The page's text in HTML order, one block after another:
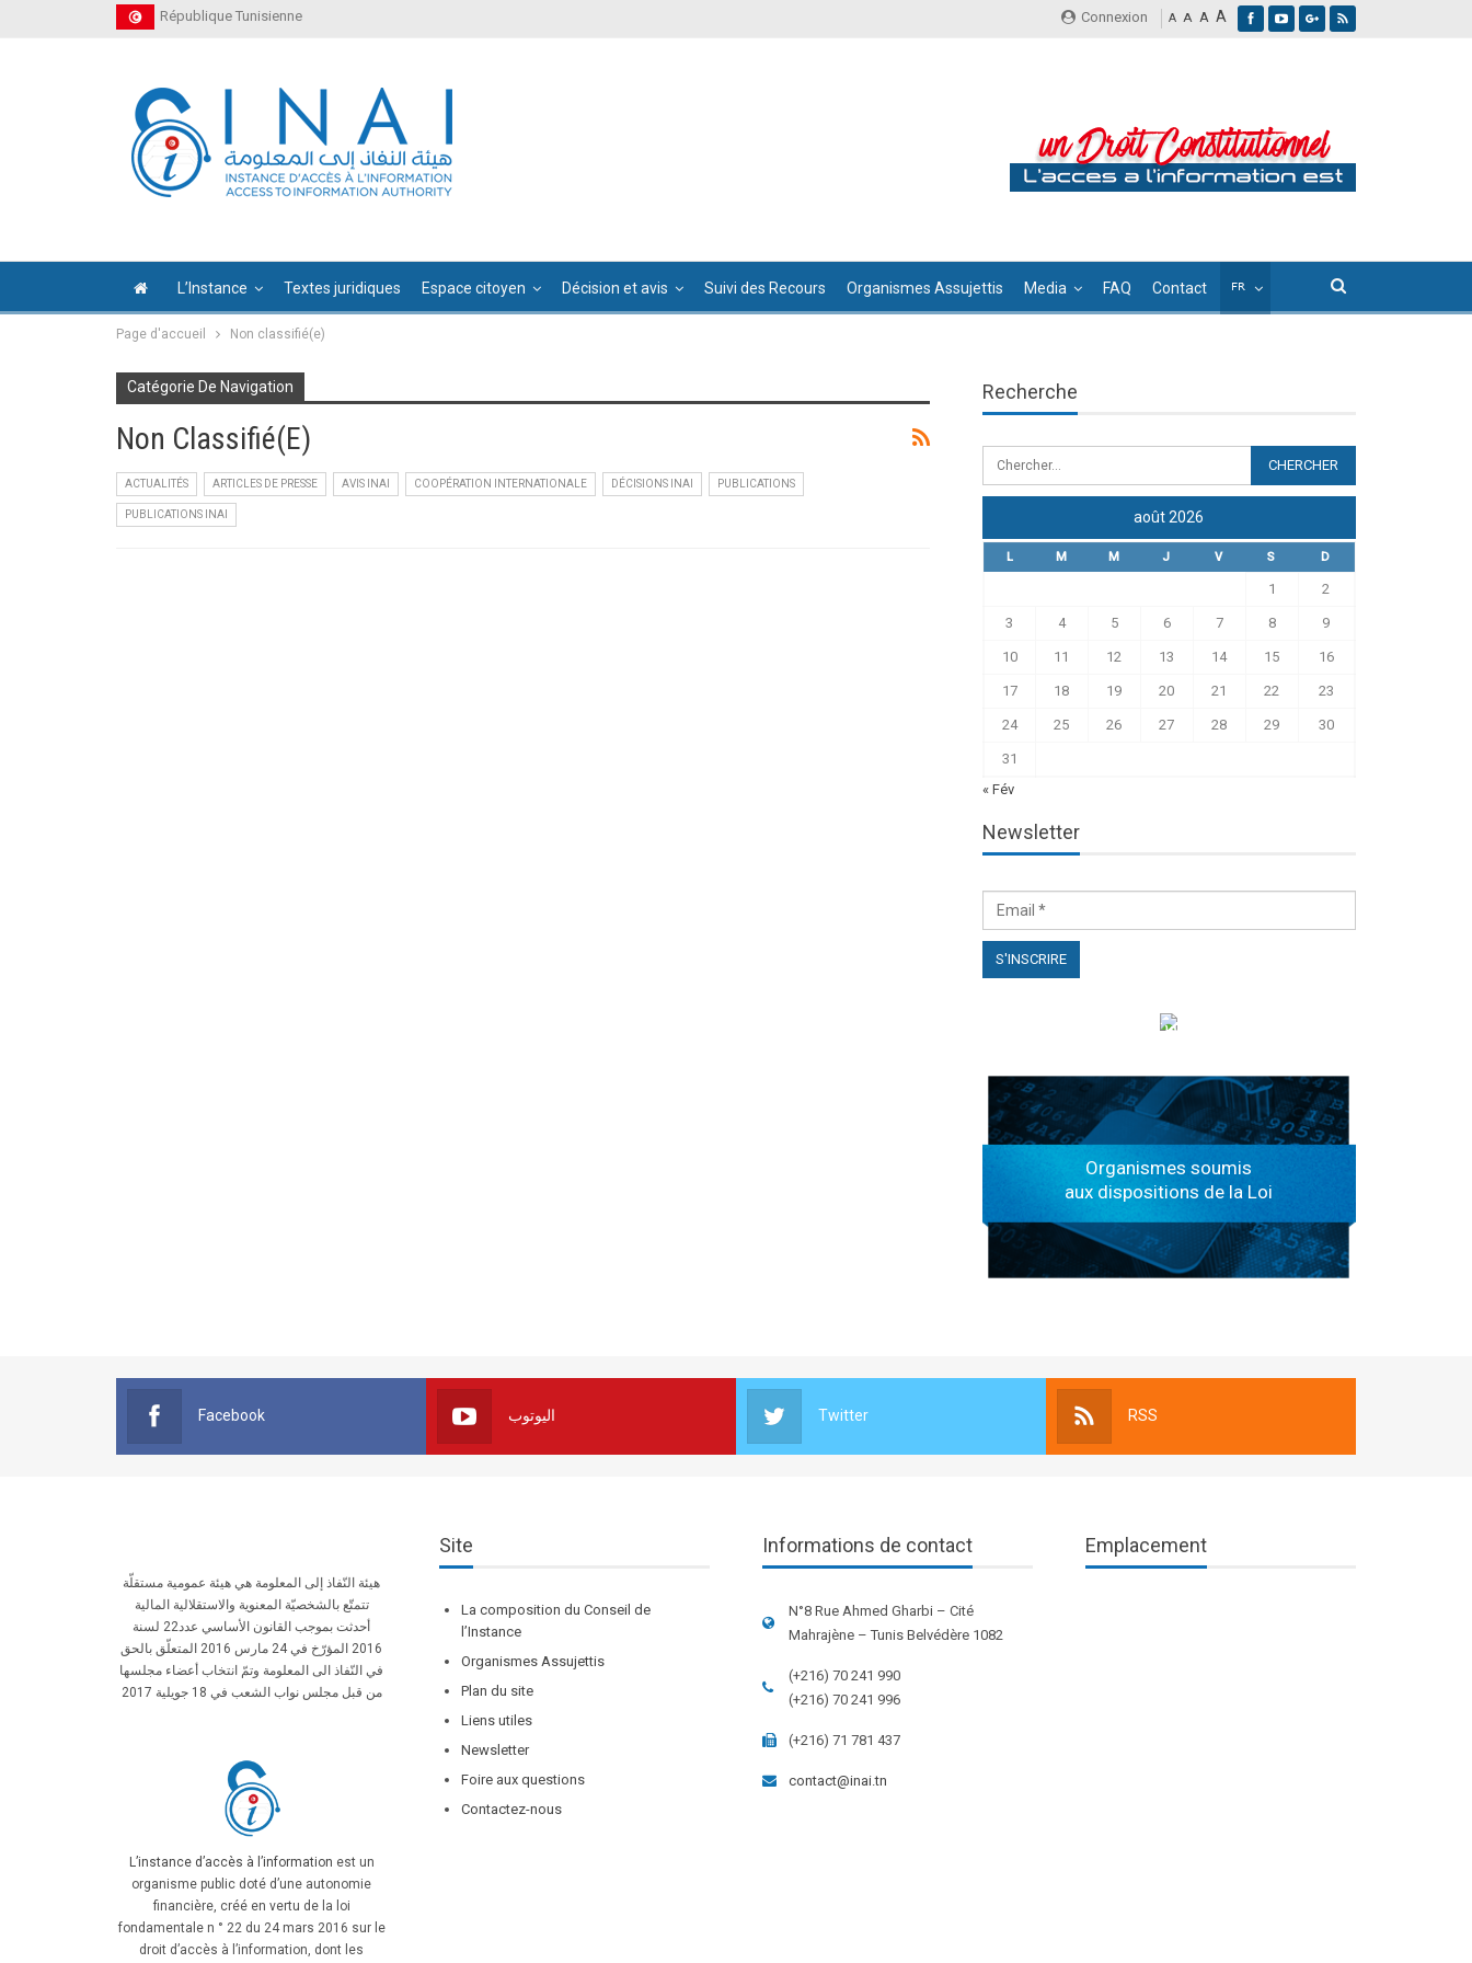
Connexion A A A A
République Tunisienne
L’Instance Textes juridiques Espace citoyen Décision et avis Suivi des Recours Organismes Assujettis Media FAQ Contact
Page d'accueil Non classifié(e)
Catégorie De Navigation
Non Classifié(e)
ACTUALITÉS ARTICLES DE PRESSE AVIS INAI COOPÉRATION INTERNATIONALE DÉCISIONS INAI PUBLICATIONS
PUBLICATIONS INAI
Recherche
août 2026
L M M J V S D
1 2
3 4 5 6 7 8 9
10 11 12 13 14 15 16
17 18 19 20 21 22 23
24 25 26 27 28 29 30
31
« Fév
Newsletter
الهياكل الخاضعة لقانون النفاذ إلى المعلومة
Organismes soumis
aux dispositions de la Loi
Facebook اليوتوب Twitter RSS
هيئة النّفاذ إلى المعلومة هي هيئة عمومية مستقلّة
تتمتّع بالشخصيّة المعنوية والاستقلالية المالية
أحدثت بموجب القانون الأساسي عدد22 لسنة
2016 المؤرّخ في 24 مارس 2016 المتعلّق بالحق
في النّفاذ الى المعلومة وتمّ انتخاب أعضاء مجلسها
من قبل مجلس نواب الشعب في 18 جويلية 2017
L’instance d’accès à l’information est un
organisme public doté d’une autonomie
financière, créé en vertu de la loi
fondamentale n ° 22 du 24 mars 2016 sur le
droit d’accès à l’information, dont les
Site
La composition du Conseil de
l’Instance
Organismes Assujettis
Plan du site
Liens utiles
Newsletter
Foire aux questions
Contactez-nous
Informations de contact
N°8 Rue Ahmed Gharbi – Cité
Mahrajène – Tunis Belvédère 1082
(+216) 70 241 990
(+216) 70 241 996
(+216) 71 781 437
contact@inai.tn
Emplacement